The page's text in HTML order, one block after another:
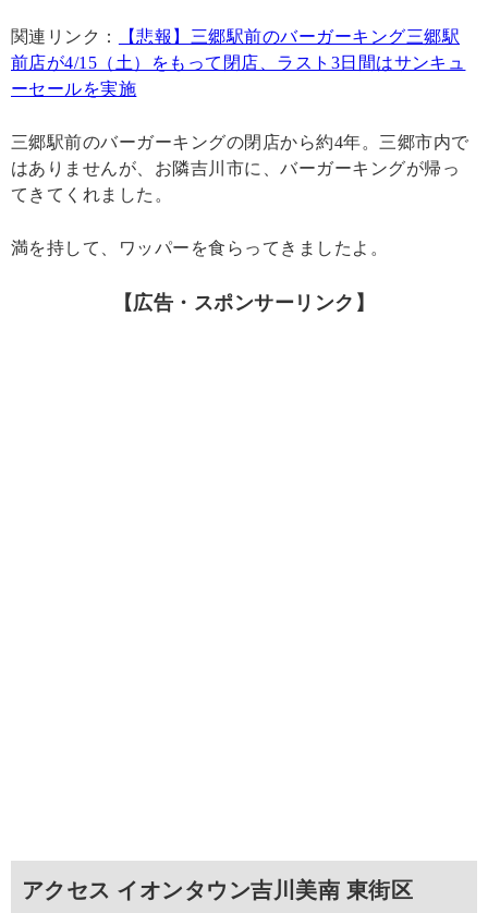
関連リンク：
【悲報】三郷駅前のバーガーキング三郷駅
前店が4/15（土）をもって閉店、ラスト3日間はサンキュ
ーセールを実施
三郷駅前のバーガーキングの閉店から約4年。三郷市内で
はありませんが、お隣吉川市に、バーガーキングが帰っ
てきてくれました。
満を持して、ワッパーを食らってきましたよ。
【広告・スポンサーリンク】
アクセス イオンタウン吉川美南 東街区